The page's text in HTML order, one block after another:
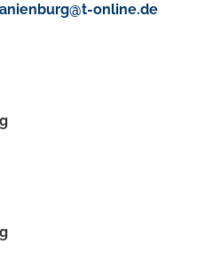
online.de